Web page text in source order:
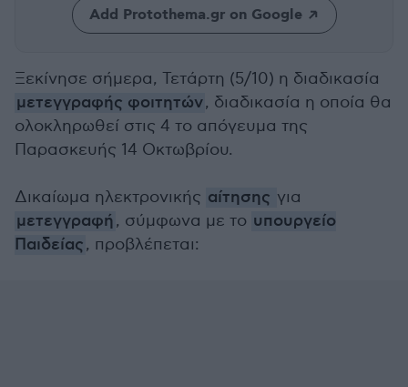
Add Protothema.gr on Google
Ξεκίνησε σήμερα, Τετάρτη (5/10) η διαδικασία
μετεγγραφής φοιτητών, διαδικασία η οποία θα
ολοκληρωθεί στις 4 το απόγευμα της
Παρασκευής 14 Οκτωβρίου.
Δικαίωμα ηλεκτρονικής αίτησης για
μετεγγραφή, σύμφωνα με το υπουργείο
Παιδείας, προβλέπεται: